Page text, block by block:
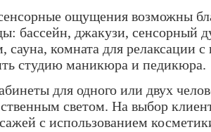
ощущения возможны
бассейн, джакузи, сенсорный
сауна, комната для релаксации
студию маникюра и педикюра.
для одного или двух
светом. На выбор
с использованием